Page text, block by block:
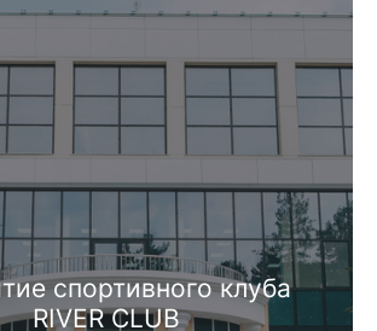
спортивного клуба
RIVER CLUB